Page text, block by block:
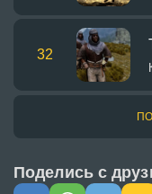
32
Поделись с